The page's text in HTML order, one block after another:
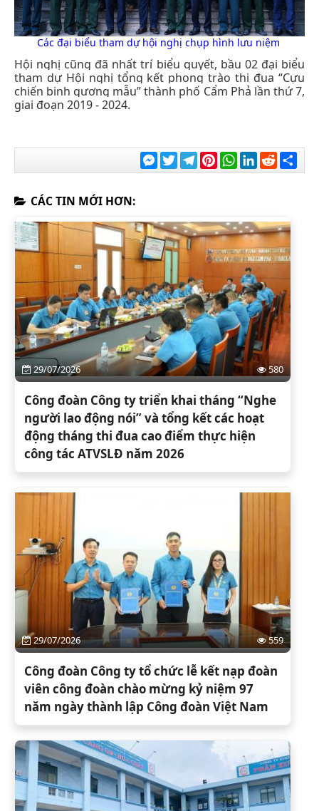
Các đại biểu tham dự hội nghị chụp hình lưu niệm
Hội nghị cũng đã nhất trí biểu quyết, bầu 02 đại biểu
tham dự Hội nghị tổng kết phong trào thi đua “Cựu
chiến binh gương mẫu” thành phố Cẩm Phả lần thứ 7,
giai đoạn 2019 - 2024.
Messenger
TwitterTelegramPinterestWhatsApp
LinkedIn
Reddit
CÁC TIN MỚI HƠN:
29/07/2026 580
Công đoàn Công ty triển khai tháng “Nghe
người lao động nói” và tổng kết các hoạt
động tháng thi đua cao điểm thực hiện
công tác ATVSLĐ năm 2026
29/07/2026 559
Công đoàn Công ty tổ chức lễ kết nạp đoàn
viên công đoàn chào mừng kỷ niệm 97
năm ngày thành lập Công đoàn Việt Nam